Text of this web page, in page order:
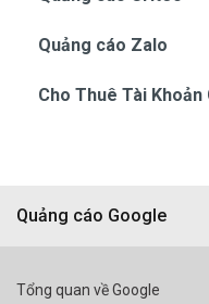
Quảng cáo Zalo
Cho Thuê Tài Khoản
Quảng cáo Google
Tổng quan về Google